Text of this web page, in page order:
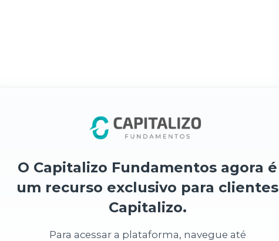
O Capitalizo Fundamentos agora é
um recurso exclusivo para clientes
Capitalizo.
Para acessar a plataforma, navegue até